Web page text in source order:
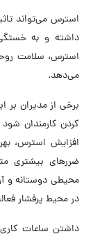
استرس می‌تواند
داشته و به
استرس، سلامت
می‌دهد.
برخی از مدیران بر
کردن کارمندان
افزایش استرس،
ضررهای بیشتری
محیطی دوستانه و
در محیط پرفشار
داشتن ساعات کاری